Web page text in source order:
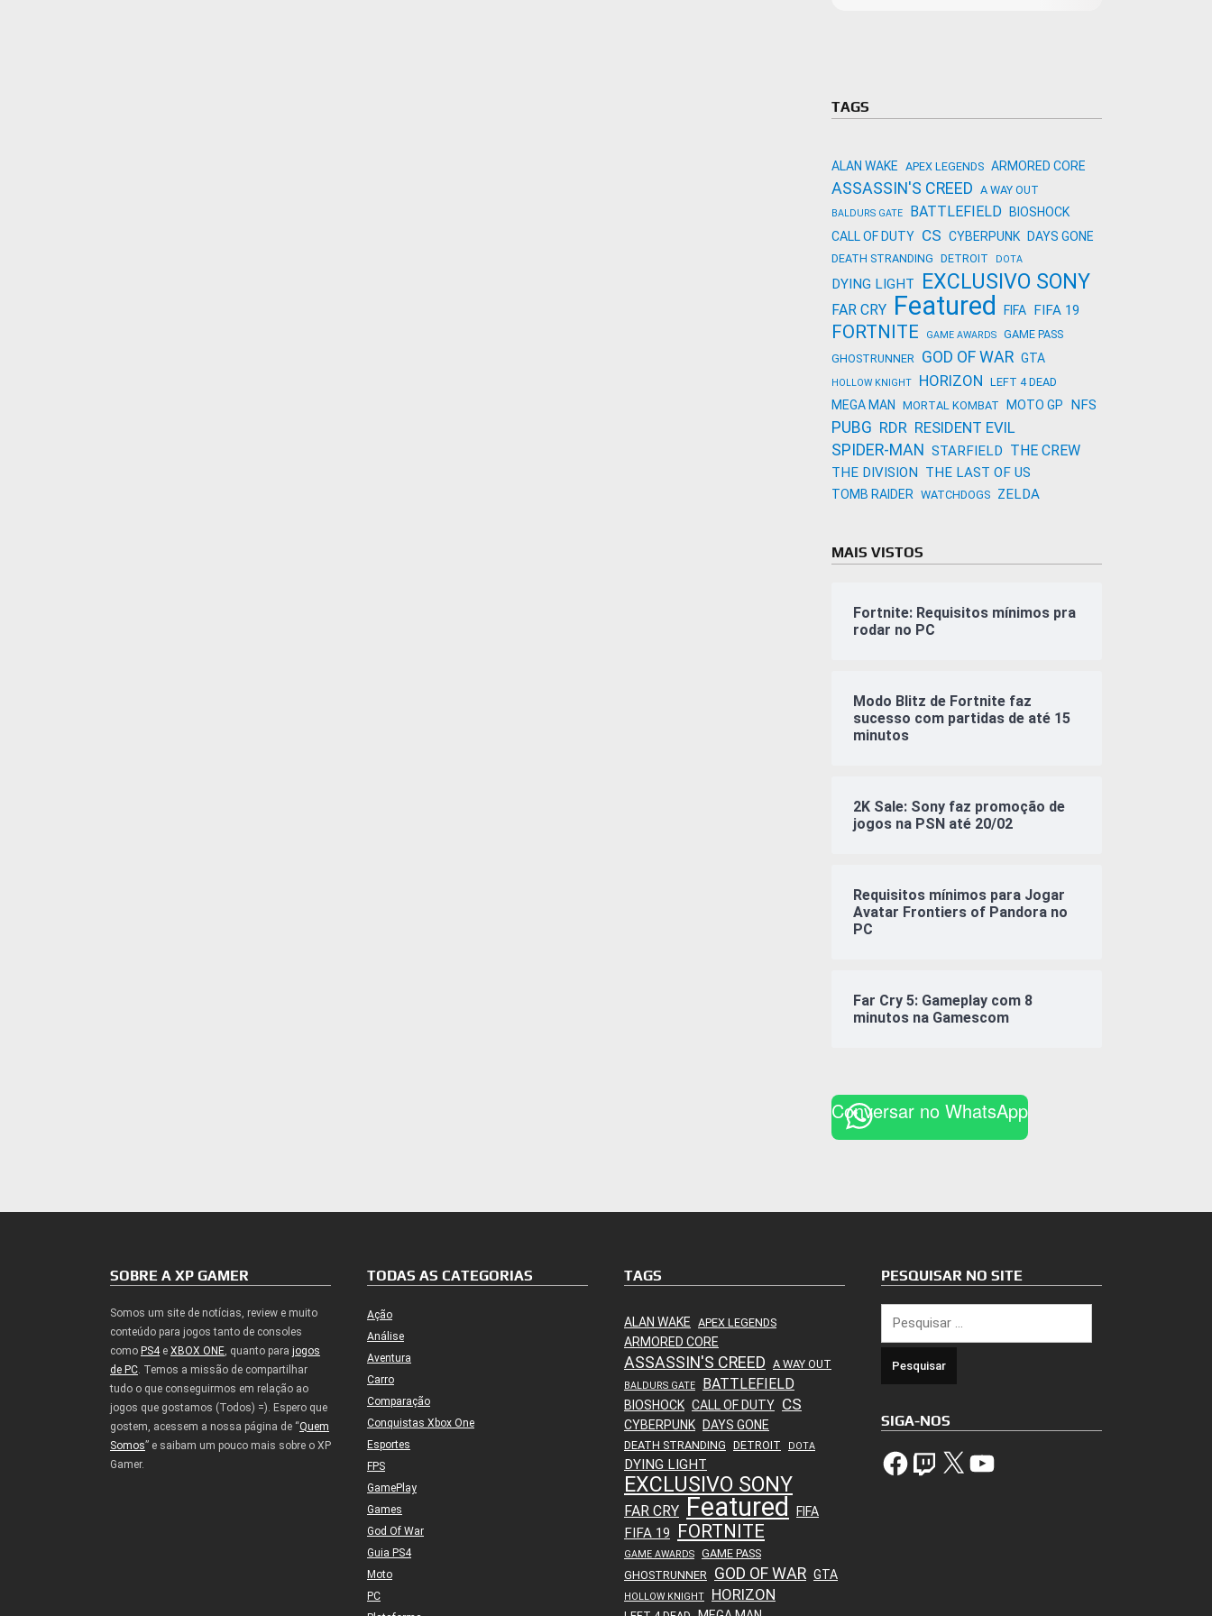
TAGS
ALAN WAKE APEX LEGENDS ARMORED CORE
ASSASSIN'S CREED A WAY OUT
BALDURS GATE BATTLEFIELD
BIOSHOCK
CALL OF DUTY CS CYBERPUNK DAYS GONE
DEATH STRANDING DETROIT DOTA
DYING LIGHT EXCLUSIVO SONY
FAR CRY Featured FIFA FIFA 19
FORTNITE GAME AWARDS
GAME PASS
GHOSTRUNNER GOD OF WAR GTA
HOLLOW KNIGHT HORIZON LEFT 4 DEAD
MEGA MAN MORTAL KOMBAT MOTO GP NFS
PUBG RDR RESIDENT EVIL
SPIDER-MAN STARFIELD THE CREW
THE DIVISION THE LAST OF US
TOMB RAIDER WATCHDOGS ZELDA
MAIS VISTOS
Fortnite: Requisitos mínimos pra
rodar no PC
Modo Blitz de Fortnite faz
sucesso com partidas de até 15
minutos
2K Sale: Sony faz promoção de
jogos na PSN até 20/02
Requisitos mínimos para Jogar
Avatar Frontiers of Pandora no
PC
Far Cry 5: Gameplay com 8
minutos na Gamescom
Conversar no WhatsApp
SOBRE A XP GAMER
Somos um site de notícias, review e muito
conteúdo para jogos tanto de consoles
como PS4e XBOX ONE, quanto para jogos
de PC. Temos a missão de compartilhar
tudo o que conseguirmos em relação ao
jogos que gostamos (Todos) =). Espero que
gostem, acessem a nossa página de “Quem
Somos” e saibam um pouco mais sobre o XP
Gamer.
TODAS AS CATEGORIAS
Ação
Análise
Aventura
Carro
Comparação
Conquistas Xbox One
Esportes
FPS
GamePlay
Games
God Of War
Guia PS4
Moto
PC
TAGS
ALAN WAKE APEX LEGENDS
ARMORED CORE
ASSASSIN'S CREED A WAY OUT
BALDURS GATE BATTLEFIELD
BIOSHOCK CALL OF DUTY CS
CYBERPUNK DAYS GONE
DEATH STRANDING DETROIT DOTA
DYING LIGHT
EXCLUSIVO SONY
FAR CRY Featured FIFA
FIFA 19 FORTNITE
GAME AWARDS
GAME PASS
GHOSTRUNNER GOD OF WAR GTA
HOLLOW KNIGHT HORIZON
PESQUISAR NO SITE
por:
SIGA-NOS
FacebookTwitch X YouTube